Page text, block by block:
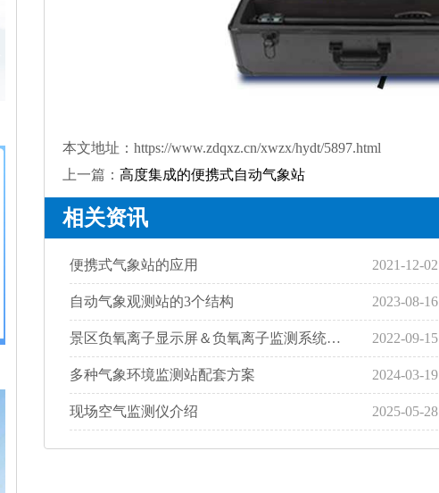
本文地址： https://www.zdqxz.cn/xwzx/hydt/5897.html
上一篇： 高度集成的便携式自动气象站
相关资讯
便携式气象站的应用 2021-12-02
自动气象观测站的3个结构 2023-08-16
景区负氧离子显示屏＆负氧离子监测系统介绍 2022-09-15
多种气象环境监测站配套方案 2024-03-19
现场空气监测仪介绍 2025-05-28